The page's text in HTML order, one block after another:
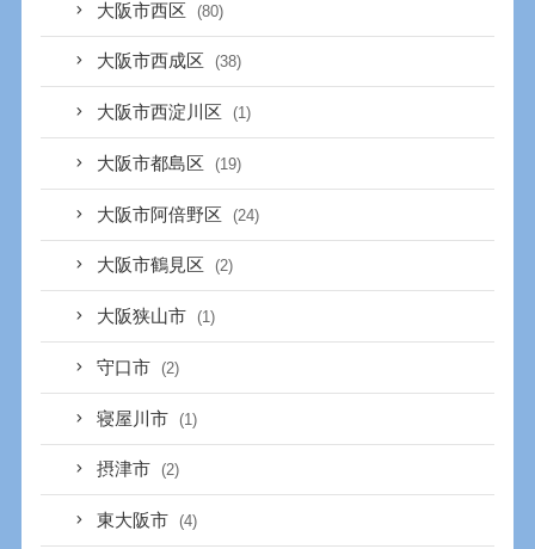
大阪市西区 (80)
大阪市西成区 (38)
大阪市西淀川区 (1)
大阪市都島区 (19)
大阪市阿倍野区 (24)
大阪市鶴見区 (2)
大阪狭山市 (1)
守口市 (2)
寝屋川市 (1)
摂津市 (2)
東大阪市 (4)